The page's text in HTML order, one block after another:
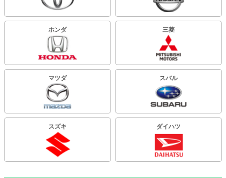
ホンダ 三菱
マツダ スバル
スズキ ダイハツ